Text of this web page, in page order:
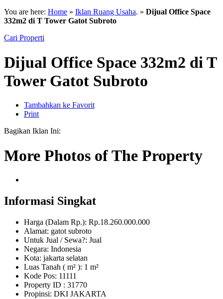
You are here: Home » Iklan Ruang Usaha. » Dijual Office Space
332m2 di T Tower Gatot Subroto
Cari Properti
Dijual Office Space 332m2 di T
Tower Gatot Subroto
Tambahkan ke Favorit
Print
Bagikan Iklan Ini:
More Photos of The Property
Informasi Singkat
Harga (Dalam Rp.): Rp.18.260.000.000
Alamat: gatot subroto
Untuk Jual / Sewa?: Jual
Negara: Indonesia
Kota: jakarta selatan
Luas Tanah ( m² ): 1 m²
Kode Pos: 11111
Property ID : 31770
Propinsi: DKI JAKARTA